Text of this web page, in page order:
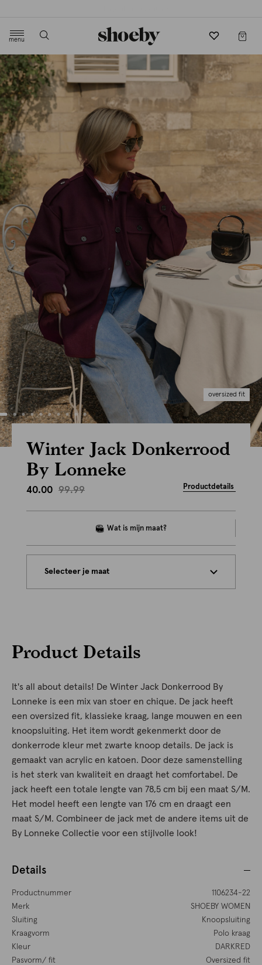
menu
oversized fit
Winter Jack Donkerrood
By Lonneke
40.00 99.99 Productdetails
Selecteer je maat
Product Details
It's all about details! De Winter Jack Donkerrood By
Lonneke is een mix van stoer en chique. De jack heeft
een oversized fit, klassieke kraag, lange mouwen en een
knoopsluiting. Het item wordt gekenmerkt door de
donkerrode kleur met zwarte knoop details. De jack is
gemaakt van acrylic en katoen. Door deze samenstelling
is het sterk van kwaliteit en draagt het comfortabel. De
jack heeft een totale lengte van 78,5 cm bij een maat S/M.
Het model heeft een lengte van 176 cm en draagt een
maat S/M. Combineer de jack met de andere items uit de
By Lonneke Collectie voor een stijlvolle look!
Details
Productnummer
1106234-22
Merk
SHOEBY WOMEN
Sluiting
Knoopsluiting
Kraagvorm
Polo kraag
Kleur
DARKRED
Pasvorm/ fit
Oversized fit